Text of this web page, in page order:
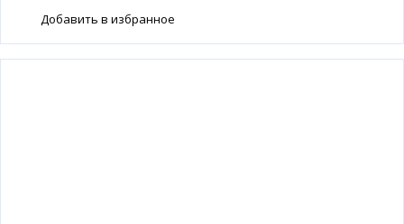
Добавить в избранное